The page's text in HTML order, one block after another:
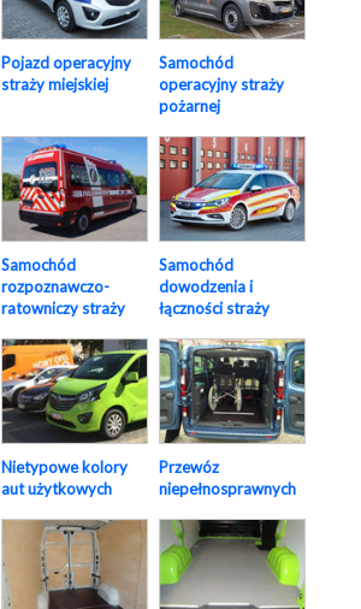
Pojazd operacyjny
straży miejskiej
Samochód
operacyjny straży
pożarnej
Samochód
rozpoznawczo-
ratowniczy straży
Samochód
dowodzenia i
łączności straży
Nietypowe kolory
aut użytkowych
Przewóz
niepełnosprawnych